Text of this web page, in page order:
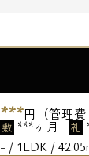
***円（管理費
敷 ***ヶ月 礼
- / 1LDK /